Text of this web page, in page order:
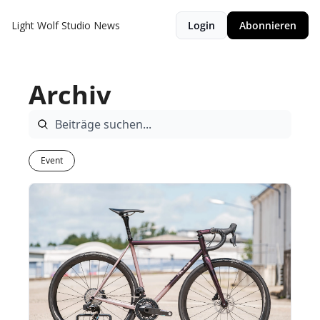
Light Wolf Studio News Login Abonnieren
Archiv
Event